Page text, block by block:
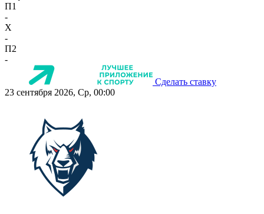
П1
-
X
-
П2
-
Сделать ставку
23 сентября 2026, Ср, 00:00